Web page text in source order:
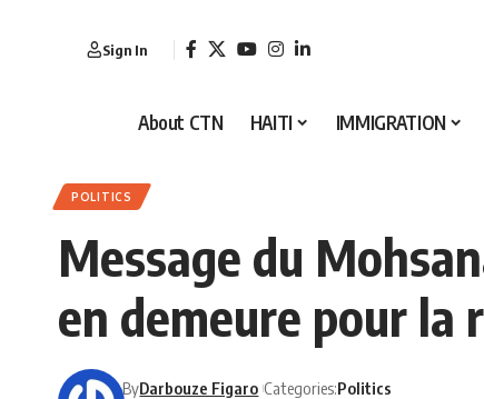
Sign In
About CTN HAITI IMMIGRATION
POLITICS
Message du
en demeure pour la
ByDarbouze Figaro Categories:Politics